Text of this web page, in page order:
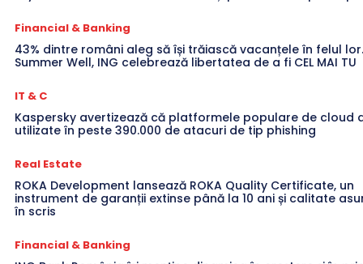
Financial & Banking
43% dintre români aleg să își trăiască vacanțele în felul
Summer Well, ING celebrează libertatea de a fi CEL MAI TU
IT & C
Kaspersky avertizează că platformele populare de cloud
utilizate în peste 390.000 de atacuri de tip phishing
Real Estate
ROKA Development lansează ROKA Quality Certificate, un
instrument de garanții extinse până la 10 ani și calitate
în scris
Financial & Banking